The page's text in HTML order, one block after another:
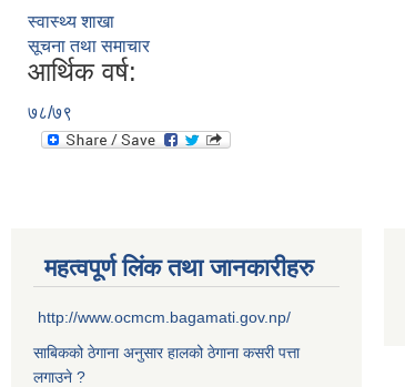
स्वास्थ्य शाखा
सूचना तथा समाचार
आर्थिक वर्ष:
७८/७९
महत्वपूर्ण लिंक तथा जानकारीहरु
http://www.ocmcm.bagamati.gov.np/
साबिकको ठेगाना अनुसार हालको ठेगाना कसरी पत्ता
लगाउने ?